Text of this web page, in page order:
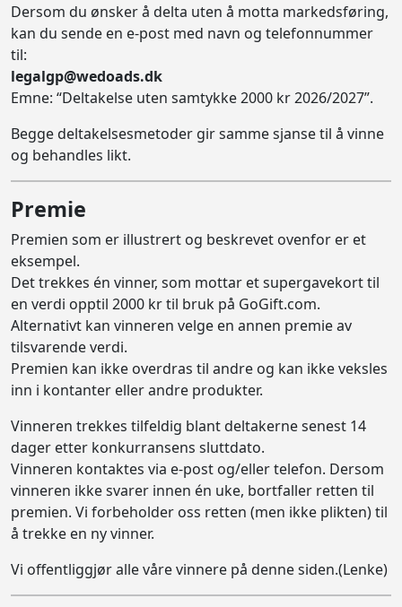
Dersom du ønsker å delta uten å motta markedsføring,
kan du sende en e-post med navn og telefonnummer
til:
legalgp@wedoads.dk
Emne: “Deltakelse uten samtykke 2000 kr 2026/2027”.
Begge deltakelsesmetoder gir samme sjanse til å vinne
og behandles likt.
Premie
Premien som er illustrert og beskrevet ovenfor er et
eksempel.
Det trekkes én vinner, som mottar et supergavekort til
en verdi opptil 2000 kr til bruk på GoGift.com.
Alternativt kan vinneren velge en annen premie av
tilsvarende verdi.
Premien kan ikke overdras til andre og kan ikke veksles
inn i kontanter eller andre produkter.
Vinneren trekkes tilfeldig blant deltakerne senest 14
dager etter konkurransens sluttdato.
Vinneren kontaktes via e-post og/eller telefon. Dersom
vinneren ikke svarer innen én uke, bortfaller retten til
premien. Vi forbeholder oss retten (men ikke plikten) til
å trekke en ny vinner.
Vi offentliggjør alle våre vinnere på denne siden.(Lenke)